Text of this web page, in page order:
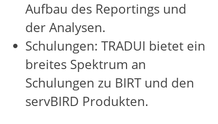
Aufbau des Reportings und
der Analysen.
Schulungen: TRADUI bietet ein
breites Spektrum an
Schulungen zu BIRT und den
servBIRD Produkten.